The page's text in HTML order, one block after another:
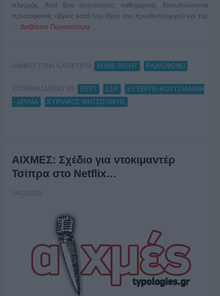
πλευράς. Από δύο συχνότητες, καθημερινά, διατυπώνονται
πρωτοφανείς ύβρεις κατά του ίδιου του πρωθυπουργού και της
Διαβάστε Περισσότερα...
ΑΝΗΚΕΙ ΣΤΗΝ ΚΑΤΗΓΟΡΙΑ: HOME-RIGHT ΡΑΔΙΟΦΩΝΟ
ΕΠΙΣΗΜΑΣΜΕΝΟ ΜΕ: EETT ΕΣΡ
ΕΥΤΕΡΠΗ ΚΟΥΤΖΑΜΑΝΗ
– ΔΡΙΛΙΑ
ΚΥΡΙΑΚΟΣ ΜΗΤΣΟΤΑΚΗΣ
ΑΙΧΜΕΣ: Σχέδιο για ντοκιμαντέρ
Τσίπρα στο Netflix…
24/11/2025